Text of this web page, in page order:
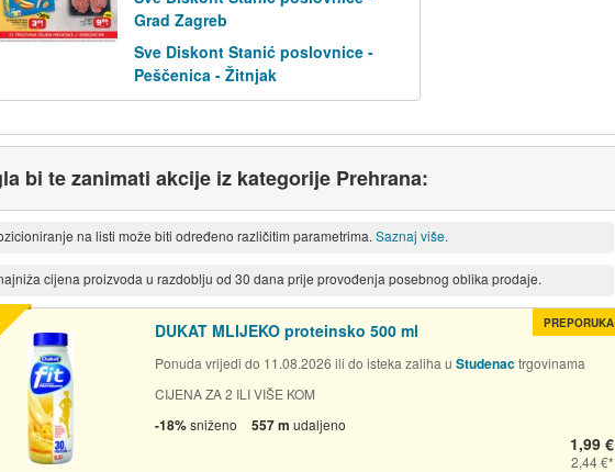
Grad Zagreb
Sve Diskont Stanić poslovnice -
Peščenica - Žitnjak
bi te zanimati akcije iz kategorije Prehrana:
na listi može biti određeno različitim parametrima. Saznaj više.
cijena proizvoda u razdoblju od 30 dana prije provođenja posebnog oblika prodaje.
DUKAT MLIJEKO proteinsko 500 ml
Ponuda vrijedi do 11.08.2026 ili do isteka zaliha u Studenactrgovinama
CIJENA ZA 2 ILI VIŠE KOM
-18%sniženo 557 m udaljeno
1,99 €
2,44 €
PREPORUKA